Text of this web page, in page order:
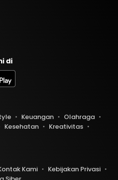
di
Keuangan
Olahraga
Kesehatan
Kreativitas
Kami
Kebijakan Privasi